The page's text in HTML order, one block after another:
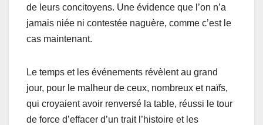
de leurs concitoyens. Une évidence que l’on n’a
jamais niée ni contestée naguère, comme c’est le
cas maintenant.
Le temps et les événements révèlent au grand
jour, pour le malheur de ceux, nombreux et naïfs,
qui croyaient avoir renversé la table, réussi le tour
de force d’effacer d’un trait l’histoire et les